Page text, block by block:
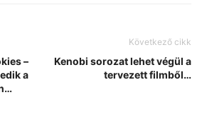
–
a
Következő cikk
Kenobi sorozat lehet végül a
tervezett filmből…